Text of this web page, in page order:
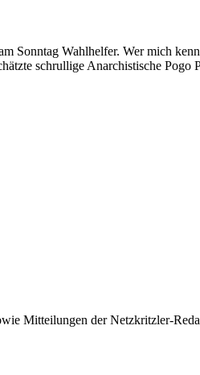
Sonntag Wahlhelfer. Wer mich
schrullige Anarchistische
Mitteilungen der Netzkritzler-